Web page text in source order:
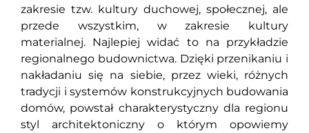
zakresie tzw. kultury duchowej, społecznej, ale
przede wszystkim, w zakresie kultury
materialnej. Najlepiej widać to na przykładzie
regionalnego budownictwa. Dzięki przenikaniu i
nakładaniu się na siebie, przez wieki, różnych
tradycji i systemów konstrukcyjnych budowania
domów, powstał charakterystyczny dla regionu
styl architektoniczny o którym opowiemy